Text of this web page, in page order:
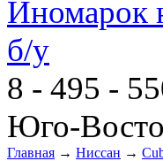
8 - 495 -
Юго-
Главная → Ниссан →